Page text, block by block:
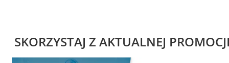
SKORZYSTAJ Z AKTUALNEJ